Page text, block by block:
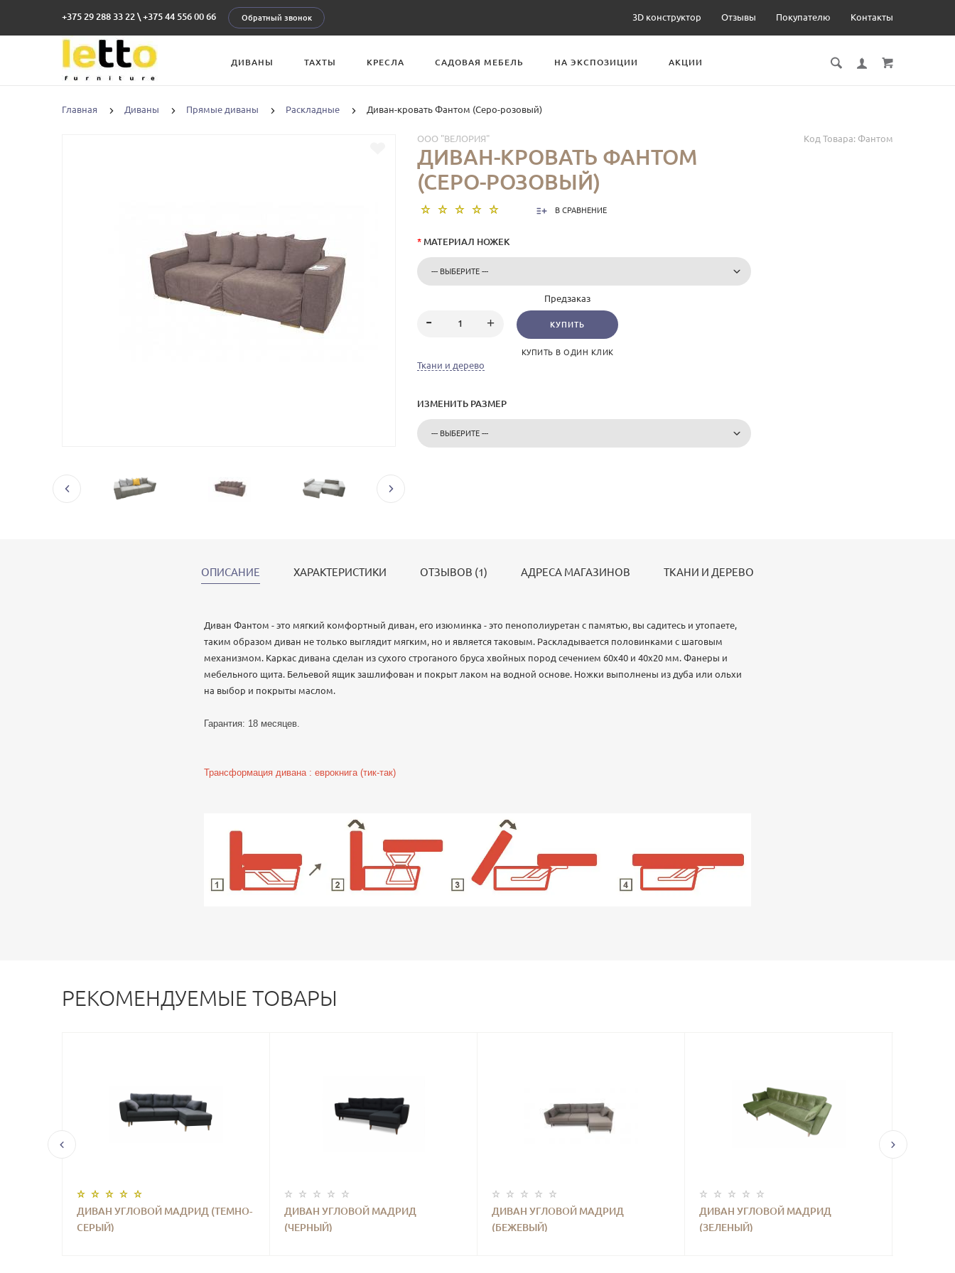
+375 29 288 33 22 \ +375 44 556 00 66 Обратный звонок 3D конструктор Отзывы Покупателю Контакты
ДИВАНЫ ТАХТЫ КРЕСЛА САДОВАЯ МЕБЕЛЬ НА ЭКСПОЗИЦИИ АКЦИИ
Главная Диваны Прямые диваны Раскладные Диван-кровать Фантом (Серо-розовый)
Код Товара: Фантом
ООО "ВЕЛОРИЯ"
ДИВАН-КРОВАТЬ ФАНТОМ
(СЕРО-РОЗОВЫЙ)
В СРАВНЕНИЕ
* МАТЕРИАЛ НОЖЕК
Предзаказ
КУПИТЬ
КУПИТЬ В ОДИН КЛИК
Ткани и дерево
ИЗМЕНИТЬ РАЗМЕР
ОПИСАНИЕ ХАРАКТЕРИСТИКИ ОТЗЫВОВ (1) АДРЕСА МАГАЗИНОВ ТКАНИ И ДЕРЕВО
Диван Фантом - это мягкий комфортный диван, его изюминка - это пенополиуретан с памятью, вы садитесь и утопаете,
таким образом диван не только выглядит мягким, но и является таковым. Раскладывается половинками с шаговым
механизмом. Каркас дивана сделан из сухого строганого бруса хвойных пород сечением 60х40 и 40х20 мм. Фанеры и
мебельного щита. Бельевой ящик зашлифован и покрыт лаком на водной основе. Ножки выполнены из дуба или ольхи
на выбор и покрыты маслом.
Гарантия: 18 месяцев.
Трансформация дивана : еврокнига (тик-так)
РЕКОМЕНДУЕМЫЕ ТОВАРЫ
ДИВАН УГЛОВОЙ МАДРИД (ТЕМНО-
СЕРЫЙ)
ДИВАН УГЛОВОЙ МАДРИД
(ЧЕРНЫЙ)
ДИВАН УГЛОВОЙ МАДРИД
(БЕЖЕВЫЙ)
ДИВАН УГЛОВОЙ МАДРИД
(ЗЕЛЕНЫЙ)